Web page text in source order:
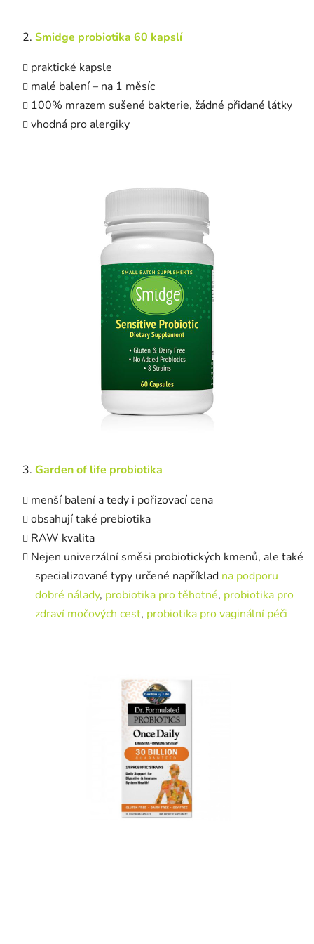
Smidge probiotika 60 kapslí
praktické kapsle
malé balení – na 1 měsíc
100% mrazem sušené bakterie, žádné přidané látky
vhodná pro alergiky
Garden of life probiotika
menší balení a tedy i pořizovací cena
obsahují také prebiotika
RAW kvalita
Nejen univerzální směsi probiotických kmenů, ale také
specializované typy určené například na podporu
dobré nálady, probiotika pro těhotné, probiotika pro
zdraví močových cest, probiotika pro vaginální péči